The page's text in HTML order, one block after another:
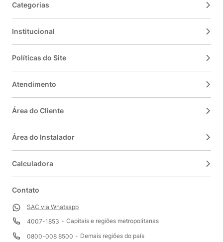
Categorias
Institucional
Políticas do Site
Atendimento
Área do Cliente
Área do Instalador
Calculadora
Contato
SAC via Whatsapp
4007-1853
Capitais e regiões metropolitanas
0800-008 8500
Demais regiões do país